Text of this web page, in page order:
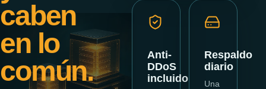
caben
en lo
común.
Anti-
DDoS
incluido
Respaldo
diario
Una